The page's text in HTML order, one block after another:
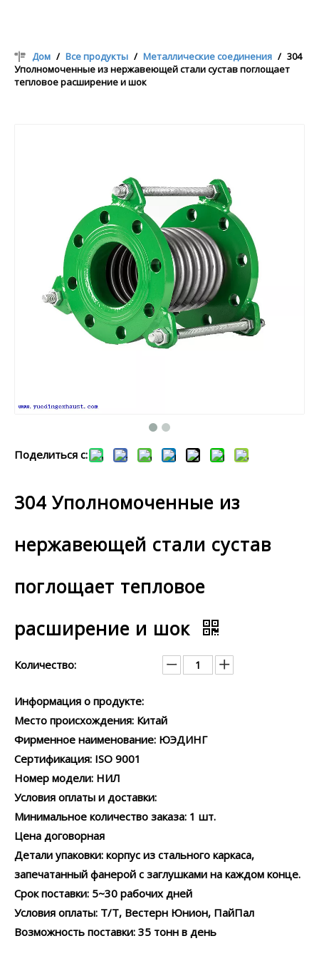
Дом / Все продукты / Металлические соединения / 304
Уполномоченные из нержавеющей стали сустав поглощает
тепловое расширение и шок
Поделиться с:
304 Уполномоченные из
нержавеющей стали сустав
поглощает тепловое
расширение и шок
Количество:
Информация о продукте:
Место происхождения: Китай
Фирменное наименование: ЮЭДИНГ
Сертификация: ISO 9001
Номер модели: НИЛ
Условия оплаты и доставки:
Минимальное количество заказа: 1 шт.
Цена договорная
Детали упаковки: корпус из стального каркаса,
запечатанный фанерой с заглушками на каждом конце.
Срок поставки: 5~30 рабочих дней
Условия оплаты: Т/Т, Вестерн Юнион, ПайПал
Возможность поставки: 35 тонн в день